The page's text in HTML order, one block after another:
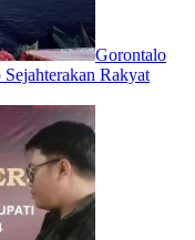
Gorontalo
Rakyat